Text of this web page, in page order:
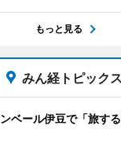
もっと見る
みん経トピックス
ベール伊豆で「旅す